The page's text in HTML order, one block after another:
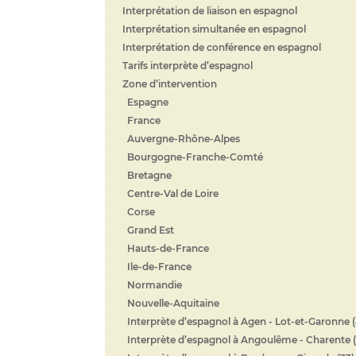
Interprétation de liaison en espagnol
Interprétation simultanée en espagnol
Interprétation de conférence en espagnol
Tarifs interprète d’espagnol
Zone d’intervention
Espagne
France
Auvergne-Rhône-Alpes
Bourgogne-Franche-Comté
Bretagne
Centre-Val de Loire
Corse
Grand Est
Hauts-de-France
Ile-de-France
Normandie
Nouvelle-Aquitaine
Interprète d’espagnol à Agen - Lot-et-Garonne
Interprète d’espagnol à Angoulême - Charente